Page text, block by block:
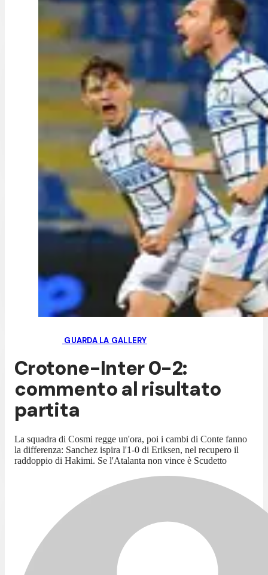
GUARDA LA GALLERY
Crotone-Inter 0-2:
commento al risultato
partita
La squadra di Cosmi regge un'ora, poi i cambi di Conte fanno
la differenza: Sanchez ispira l'1-0 di Eriksen, nel recupero il
raddoppio di Hakimi. Se l'Atalanta non vince è Scudetto